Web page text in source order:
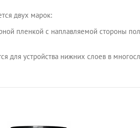
двух марок:
пленкой с наплавляемой стороны
для устройства нижних слоев в